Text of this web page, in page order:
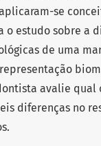
se
o estudo sobre a
de uma
avalie qual
diferenças no